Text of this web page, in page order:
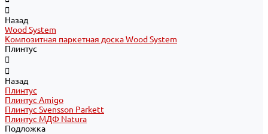
Назад
Wood System
Композитная паркетная доска Wood System
Плинтус
Назад
Плинтус
Плинтус Amigo
Плинтус Svensson Parkett
Плинтус МДФ Natura
Подложка